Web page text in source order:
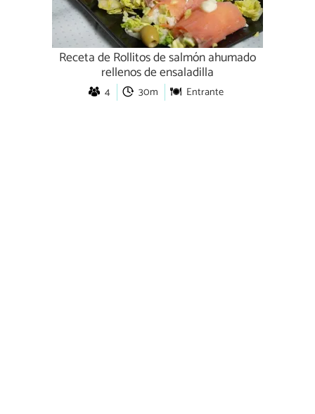
Receta de Rollitos de salmón ahumado
rellenos de ensaladilla
4 30m Entrante